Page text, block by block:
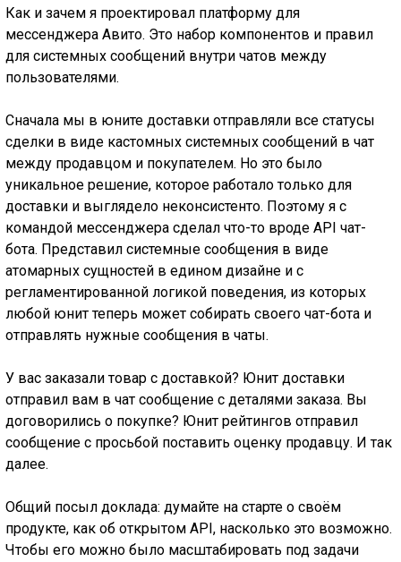
Как и зачем я проектировал платформу для
мессенджера Авито. Это набор компонентов и правил
для системных сообщений внутри чатов между
пользователями.
Сначала мы в юните доставки отправляли все статусы
сделки в виде кастомных системных сообщений в чат
между продавцом и покупателем. Но это было
уникальное решение, которое работало только для
доставки и выглядело неконсистенто. Поэтому я с
командой мессенджера сделал что-то вроде API чат-
бота. Представил системные сообщения в виде
атомарных сущностей в едином дизайне и с
регламентированной логикой поведения, из которых
любой юнит теперь может собирать своего чат-бота и
отправлять нужные сообщения в чаты.
У вас заказали товар с доставкой? Юнит доставки
отправил вам в чат сообщение с деталями заказа. Вы
договорились о покупке? Юнит рейтингов отправил
сообщение с просьбой поставить оценку продавцу. И так
далее.
Общий посыл доклада: думайте на старте о своём
продукте, как об открытом API, насколько это возможно.
Чтобы его можно было масштабировать под задачи